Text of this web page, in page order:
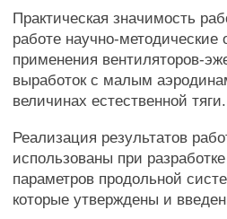
Практическая значимость
работе научно-
применения вентиляторов-
выработок с малым
величинах естественной тяги.
Реализация результатов
использованы при
параметров продольной
которые утверждены и